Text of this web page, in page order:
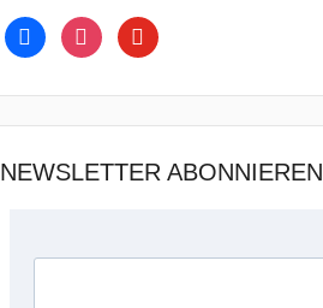
facebookinstagramyoutube
NEWSLETTER ABONNIEREN